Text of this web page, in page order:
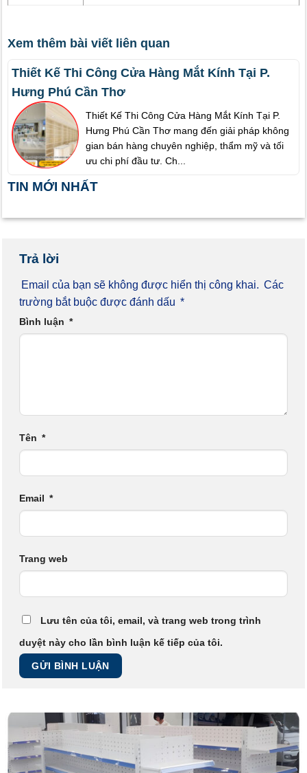
Xem thêm bài viết liên quan
Thiết Kế Thi Công Cửa Hàng Mắt Kính Tại P.
Hưng Phú Cần Thơ
Thiết Kế Thi Công Cửa Hàng Mắt Kính Tại P.
Hưng Phú Cần Thơ mang đến giải pháp không
gian bán hàng chuyên nghiệp, thẩm mỹ và tối
ưu chi phí đầu tư. Ch...
TIN MỚI NHẤT
Trả lời
Email của bạn sẽ không được hiển thị công khai. Các
trường bắt buộc được đánh dấu *
Bình luận *
Tên *
Email *
Trang web
Lưu tên của tôi, email, và trang web trong trình
duyệt này cho lần bình luận kế tiếp của tôi.